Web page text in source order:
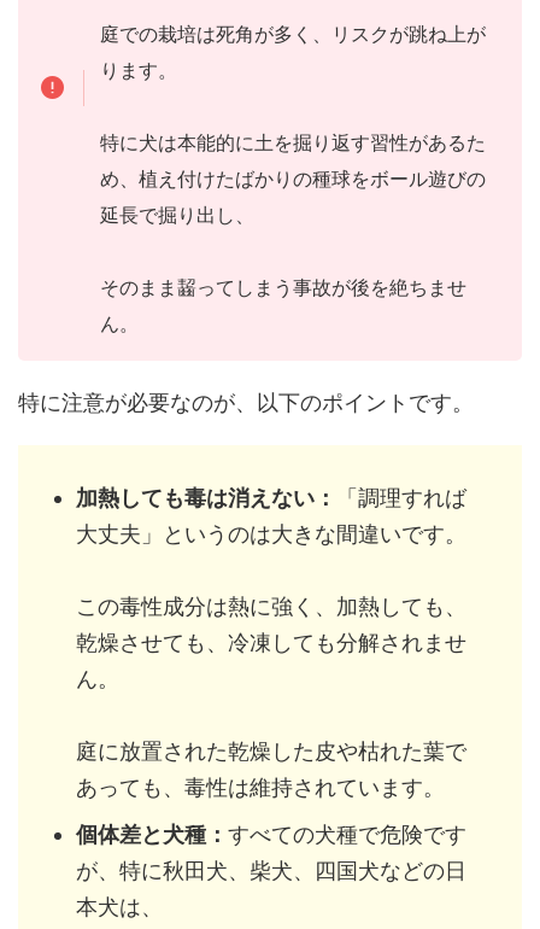
庭での栽培は死角が多く、リスクが跳ね上が
ります。
特に犬は本能的に土を掘り返す習性があるた
め、植え付けたばかりの種球をボール遊びの
延長で掘り出し、
そのまま齧ってしまう事故が後を絶ちませ
ん。
特に注意が必要なのが、以下のポイントです。
加熱しても毒は消えない：
「調理すれば
大丈夫」というのは大きな間違いです。
この毒性成分は熱に強く、加熱しても、
乾燥させても、冷凍しても分解されませ
ん。
庭に放置された乾燥した皮や枯れた葉で
あっても、毒性は維持されています。
個体差と犬種： すべての犬種で危険です
が、特に秋田犬、柴犬、四国犬などの日
本犬は、